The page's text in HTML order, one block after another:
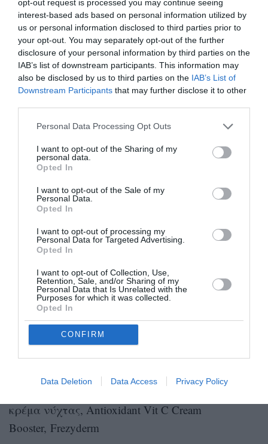
opt-out request is processed you may continue seeing
interest-based ads based on personal information utilized by
us or personal information disclosed to third parties prior to
your opt-out. You may separately opt-out of the further
disclosure of your personal information by third parties on the
IAB’s list of downstream participants. This information may
also be disclosed by us to third parties on the IAB’s List of
Downstream Participants that may further disclose it to other
Personal Data Processing Opt Outs
I want to opt-out of the Sharing of my
personal data.
Opted In
I want to opt-out of the Sale of my
Personal Data.
Opted In
I want to opt-out of processing my
Personal Data for Targeted Advertising.
Opted In
I want to opt-out of Collection, Use,
Retention, Sale, and/or Sharing of my
Personal Data that Is Unrelated with the
Purposes for which it was collected.
Opted In
CONFIRM
Data Deletion Data Access Privacy Policy
κολλαγόνο με αποτέλεσμα τη δημιουργία ενός
ισχυρότερου ιστού.-
Οι οροί με βιταμίνη C που ξεχωρίζουμε και
επιλέγουμε ξανά και ξανά
κρέμα νύχτας, Antioxidant Vit C Cream
Bοοster, Frezyderm